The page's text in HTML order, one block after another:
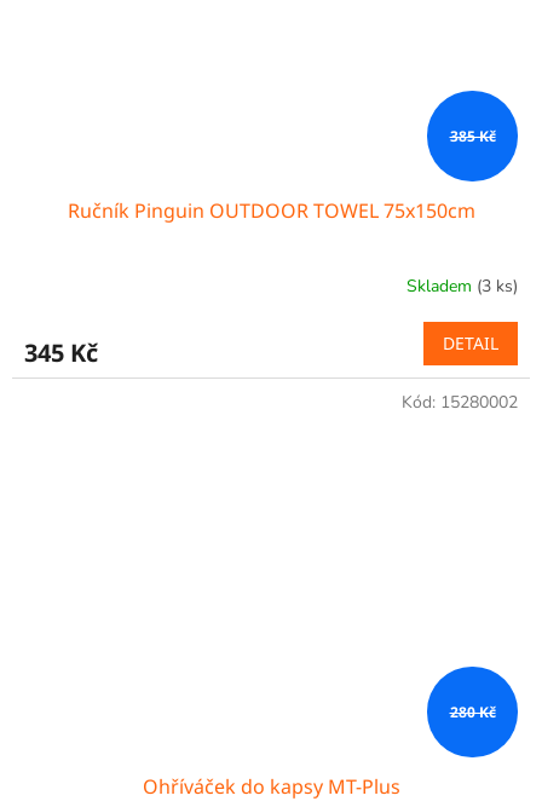
385 Kč
Ručník Pinguin OUTDOOR TOWEL 75x150cm
Skladem (3 ks)
345 Kč DETAIL
280 Kč
Ohříváček do kapsy MT-Plus
Kód: 15280002